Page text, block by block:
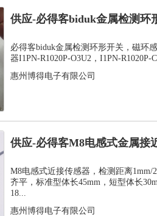
供应-必得客biduk金属检测环
感应器...
必得客biduk金属检测环形开关，磁环
器I1PN-R1020P-O3U2，I1PN-R1020P-
惠州博得电子有限公司
供应-必得客M8电感式金属接
式安装检测...
M8电感式近接传感器，检测距离1mm/
齐平，标准型体长45mm，短型体长
18...
惠州博得电子有限公司